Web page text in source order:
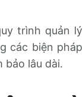
trình quản lý
các biện pháp
bảo lâu dài.